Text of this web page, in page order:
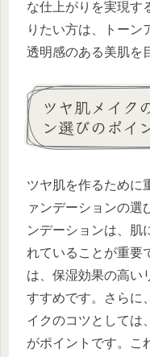
な仕上がりを実現す
りたい方は、トーン
透明感のある美肌を
ツヤ肌メイク
ン選びのポイ
ツヤ肌を作るために
ァンデーションの選
ンデーションは、肌
れていることが重要
は、保湿効果の高い
すすめです。さらに
イクのコツとしては
がポイントです。こ